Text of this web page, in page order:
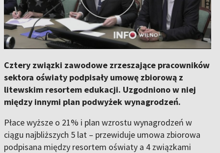
Cztery związki zawodowe zrzeszające pracowników
sektora oświaty podpisały umowę zbiorową z
litewskim resortem edukacji. Uzgodniono w niej
między innymi plan podwyżek wynagrodzeń.
Płace wyższe o 21% i plan wzrostu wynagrodzeń w
ciągu najbliższych 5 lat – przewiduje umowa zbiorowa
podpisana między resortem oświaty a 4 związkami